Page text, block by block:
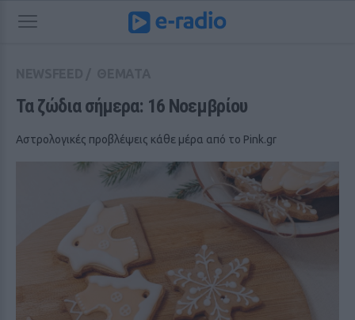
Τα ζώδια σήμερα: 16 Νοεμβρίου
Αστρολογικές προβλέψεις κάθε μέρα από το Pink.gr